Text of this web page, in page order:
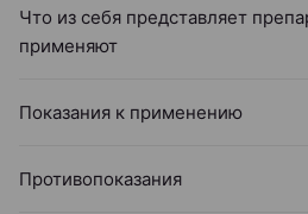
Что из себя представляет
применяют
Показания к применению
Противопоказания